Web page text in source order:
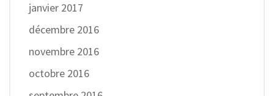
janvier 2017
décembre 2016
novembre 2016
octobre 2016